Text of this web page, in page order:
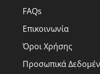
FAQs
Επικοινωνία
Όροι Χρήσης
Προσωπικά